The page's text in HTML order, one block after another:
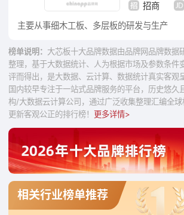
招商
主要从事细木工板、多层板的研发与生产
榜单说明： 大芯板十大品牌数据由品牌网品牌数据
整理，基于大数据统计、人为根据市场及参数条件
评而得出，是大数据、云计算、数据统计真实客观
国内较早专注于一站式品牌服务的平台，历史悠久
构/大数据云计算公司，通过广泛收集整理汇编全
更新客观公正的排行榜！更多详情>
相关行业榜单推荐